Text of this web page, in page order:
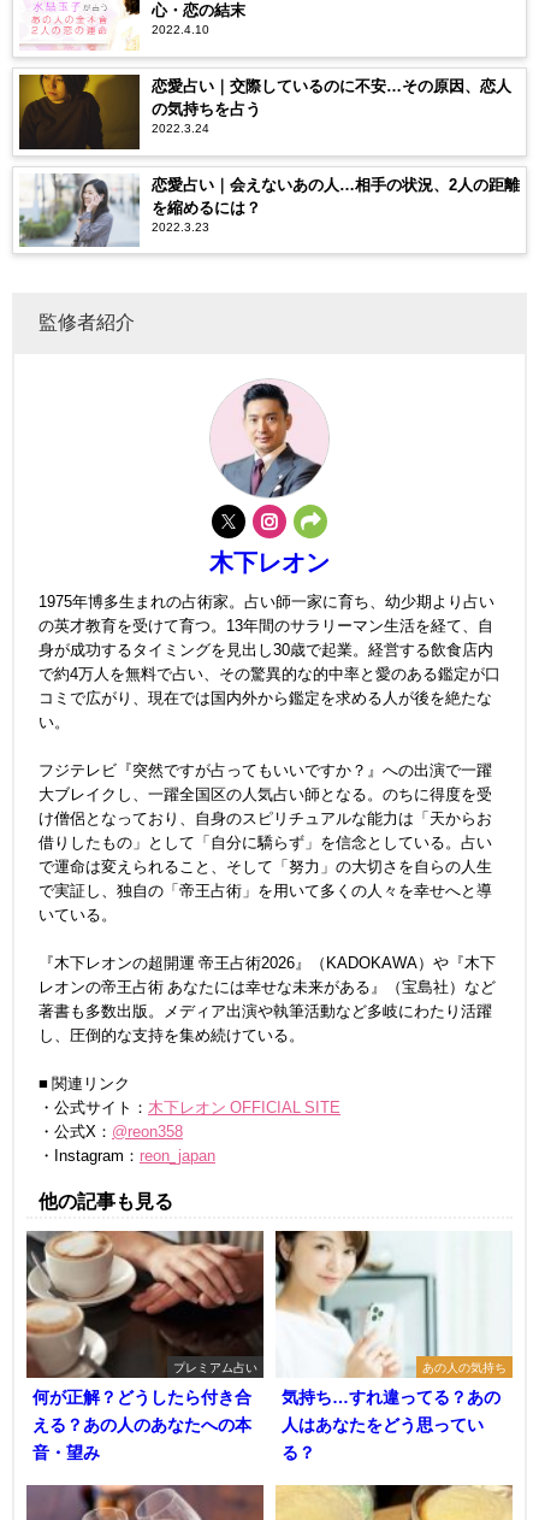
心・恋の結末
2022.4.10
恋愛占い｜交際しているのに不安…その原因、恋人
の気持ちを占う
2022.3.24
恋愛占い｜会えないあの人…相手の状況、2人の距離
を縮めるには？
2022.3.23
監修者紹介
木下レオン
1975年博多生まれの占術家。占い師一家に育ち、幼少期より占い
の英才教育を受けて育つ。13年間のサラリーマン生活を経て、自
身が成功するタイミングを見出し30歳で起業。経営する飲食店内
で約4万人を無料で占い、その驚異的な的中率と愛のある鑑定が口
コミで広がり、現在では国内外から鑑定を求める人が後を絶たな
い。
フジテレビ『突然ですが占ってもいいですか？』への出演で一躍
大ブレイクし、一躍全国区の人気占い師となる。のちに得度を受
け僧侶となっており、自身のスピリチュアルな能力は「天からお
借りしたもの」として「自分に驕らず」を信念としている。占い
で運命は変えられること、そして「努力」の大切さを自らの人生
で実証し、独自の「帝王占術」を用いて多くの人々を幸せへと導
いている。
『木下レオンの超開運 帝王占術2026』（KADOKAWA）や『木下
レオンの帝王占術 あなたには幸せな未来がある』（宝島社）など
著書も多数出版。メディア出演や執筆活動など多岐にわたり活躍
し、圧倒的な支持を集め続けている。
■ 関連リンク
・公式サイト： 木下レオン OFFICIAL SITE
・公式X： @reon358
・Instagram： reon_japan
他の記事も見る
プレミアム占い
何が正解？どうしたら付き合
える？あの人のあなたへの本
音・望み
あの人の気持ち
気持ち…すれ違ってる？あの
人はあなたをどう思ってい
る？